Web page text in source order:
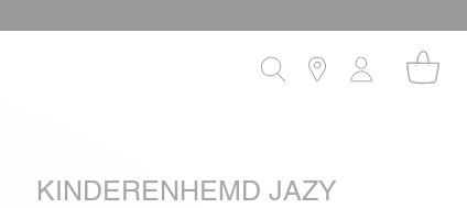
KINDERENHEMD JAZY